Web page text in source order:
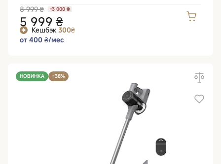
8 999 ₴
-3 000 ₴
5 999 ₴
Кешбэк 300₴
от 400 ₴/мес
НОВИНКА -38%